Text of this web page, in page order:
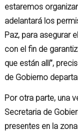
estaremos
adelantará los
Paz, para asegurar
con el fin de
que están allí”,
de Gobierno
Por otra parte, una
Secretaria de
presentes en la